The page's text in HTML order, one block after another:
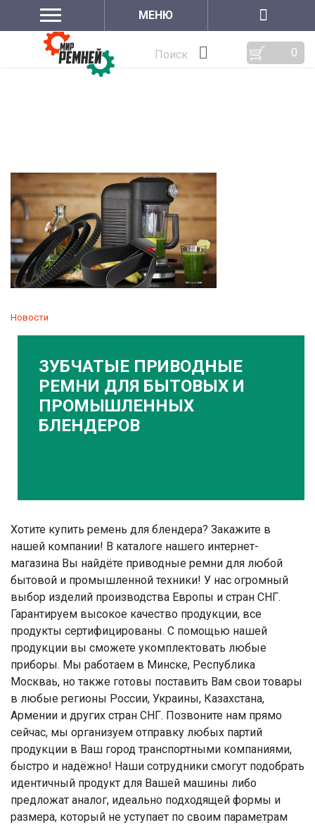
МЕНЮ
Поиск 0
Новости
ЗУБЧАТЫЕ ПРИВОДНЫЕ
РЕМНИ ДЛЯ БЫТОВЫХ И
ПРОМЫШЛЕННЫХ
БЛЕНДЕРОВ
Хотите купить ремень для блендера? Закажите в
нашей компании! В каталоге нашего интернет-
магазина Вы найдёте приводные ремни для любой
бытовой и промышленной техники! У нас огромный
выбор изделий производства Европы и стран СНГ.
Гарантируем высокое качество продукции, все
продукты сертифицированы. С помощью нашей
продукции вы сможете укомплектовать любые
приборы. Мы работаем в Минске, Республика
Москваь, но также готовы поставить Вам свои товары
в любые регионы России, Украины, Казахстана,
Армении и других стран СНГ. Позвоните нам прямо
сейчас, мы организуем отправку любых партий
продукции в Ваш город транспортными компаниями,
быстро и надёжно! Наши сотрудники смогут подобрать
идентичный продукт для Вашей машины либо
предложат аналог, идеально подходящей формы и
размера, который не уступает по своим параметрам